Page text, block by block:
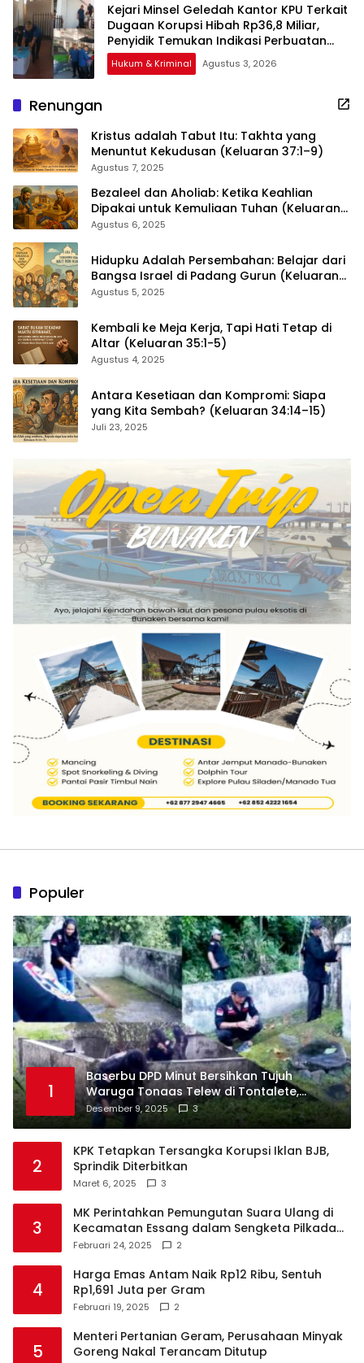
Kejari Minsel Geledah Kantor KPU Terkait
Dugaan Korupsi Hibah Rp36,8 Miliar,
Penyidik Temukan Indikasi Perbuatan
Melawan Hukum
Hukum & Kriminal Agustus 3, 2026
Renungan
Kristus adalah Tabut Itu: Takhta yang
Menuntut Kekudusan (Keluaran 37:1–9)
Agustus 7, 2025
Bezaleel dan Aholiab: Ketika Keahlian
Dipakai untuk Kemuliaan Tuhan (Keluaran
36:1–7)
Agustus 6, 2025
Hidupku Adalah Persembahan: Belajar dari
Bangsa Israel di Padang Gurun (Keluaran
35:4–29)
Agustus 5, 2025
Kembali ke Meja Kerja, Tapi Hati Tetap di
Altar (Keluaran 35:1-5)
Agustus 4, 2025
Antara Kesetiaan dan Kompromi: Siapa
yang Kita Sembah? (Keluaran 34:14–15)
Juli 23, 2025
Populer
1
Baserbu DPD Minut Bersihkan Tujuh
Waruga Tonaas Telew di Tontalete,
Agenda Rutin Pelestarian Jejak Leluhur
Minahasa
Desember 9, 2025 3
2
KPK Tetapkan Tersangka Korupsi Iklan BJB,
Sprindik Diterbitkan
Maret 6, 2025 3
3
MK Perintahkan Pemungutan Suara Ulang di
Kecamatan Essang dalam Sengketa Pilkada
Talaud
Februari 24, 2025 2
4
Harga Emas Antam Naik Rp12 Ribu, Sentuh
Rp1,691 Juta per Gram
Februari 19, 2025 2
5
Menteri Pertanian Geram, Perusahaan Minyak
Goreng Nakal Terancam Ditutup